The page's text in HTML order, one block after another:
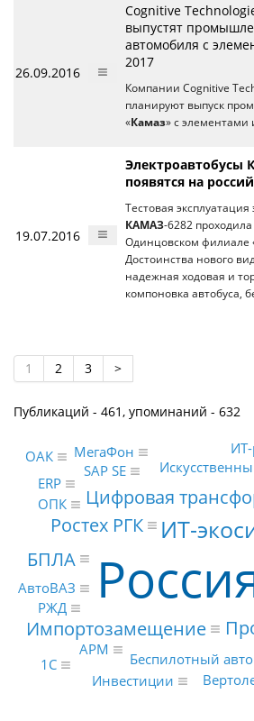
26.09.2016
Cognitive
выпустят
автомобиля с
2017
Компании Cognitive
планируют выпуск
«Камаз» с элементами
19.07.2016
Электроавтобусы
появятся на
Тестовая эксплуатация
КАМАЗ-6282
Одинцовском филиале
Достоинства нового
надежная ходовая и
компоновка автобуса,
1 2 3 >
Публикаций - 461, упоминаний - 632
ИТ-
Импортозамещение
Цифровая
Ростех РГК
БПЛА
АвтоВАЗ
АРМ
Беспилотный
ERP
SAP SE
1С
Инвестиции
ОПК
РЖД
МегаФон
ОАК